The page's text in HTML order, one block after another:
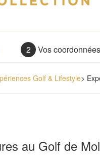
2 Vos coordonnées
Golf & Lifestyle>
au Golf de